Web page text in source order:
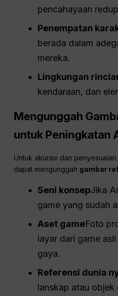
pencahayaan
Penempatan
berada dalam
mereka.
Lingkungan
kendaraan, dan
Mengunggah
untuk Peningkatan
Untuk akurasi dan
dapat mengunggah gambar
Seni konsepJika
game yang sudah
Aset gameFoto
layar dari game
gaya.
Referensi dunia
lanskap atau objek